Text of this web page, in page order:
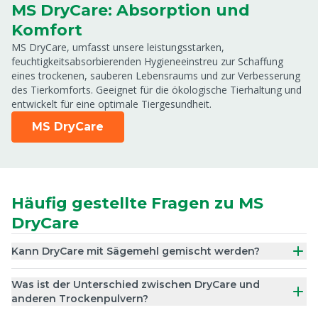
MS DryCare: Absorption und
Komfort
MS DryCare, umfasst unsere leistungsstarken,
feuchtigkeitsabsorbierenden Hygieneeinstreu zur Schaffung
eines trockenen, sauberen Lebensraums und zur Verbesserung
des Tierkomforts. Geeignet für die ökologische Tierhaltung und
entwickelt für eine optimale Tiergesundheit.
MS DryCare
Häufig gestellte Fragen zu MS
DryCare
Kann DryCare mit Sägemehl gemischt werden?
Was ist der Unterschied zwischen DryCare und
anderen Trockenpulvern?